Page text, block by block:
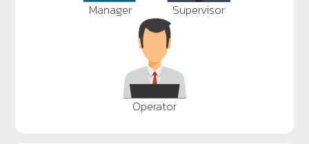
Manager Supervisor
Operator